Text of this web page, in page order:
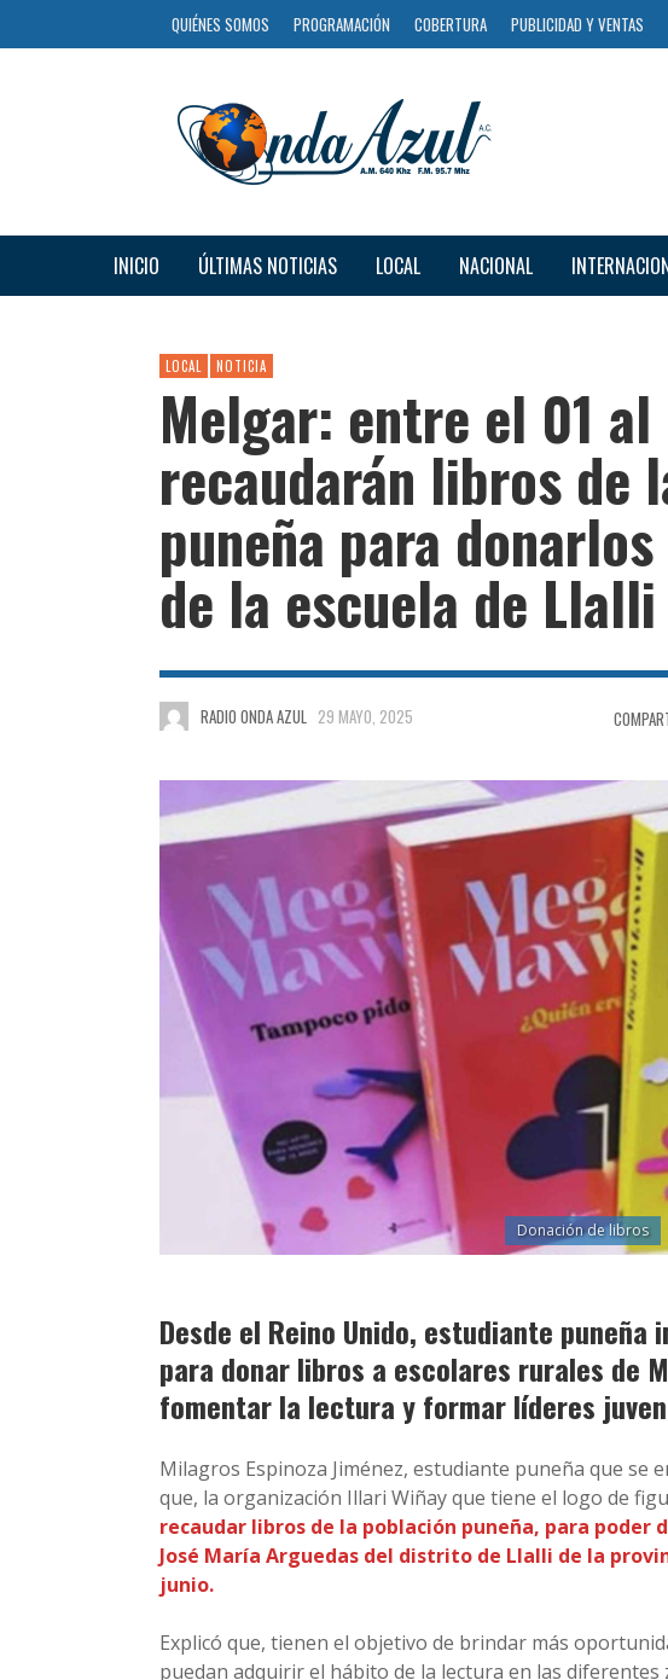
QUIÉNES SOMOS PROGRAMACIÓN COBERTURA PUBLICIDAD Y VENTAS
INICIO ÚLTIMAS NOTICIAS LOCAL NACIONAL
LOCAL NOTICIA
Melgar: entre el 01
recaudarán libros de
puneña para
de la escuela de Llalli
RADIO ONDA AZUL 29 MAYO, 2025
Donación de libros
Desde el Reino Unido, estudiante puneña
para donar libros a escolares rurales de
fomentar la lectura y formar líderes
Milagros Espinoza Jiménez, estudiante puneña que se
que, la organización Illari Wiñay que tiene el logo de
recaudar libros de la población puneña, para poder
José María Arguedas del distrito de Llalli de la
junio.
Explicó que, tienen el objetivo de brindar más
puedan adquirir el hábito de la lectura en las